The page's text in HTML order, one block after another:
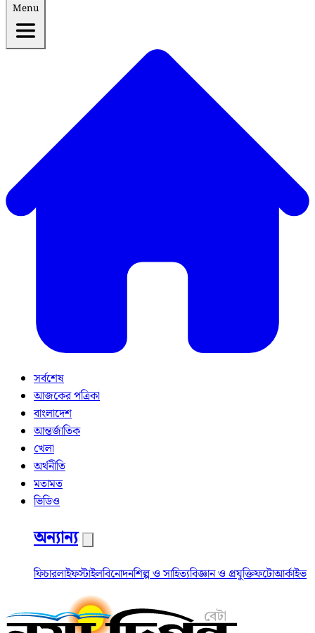
Menu
সর্বশেষ
আজকের পত্রিকা
বাংলাদেশ
আন্তর্জাতিক
খেলা
অর্থনীতি
মতামত
ভিডিও
অন্যান্য
ফিচারলাইফস্টাইলবিনোদনশিল্প ও সাহিত্যবিজ্ঞান ও প্রযুক্তিফটোআর্কাইভ